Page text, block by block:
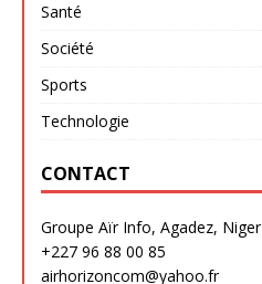
Santé
Société
Sports
Technologie
CONTACT
Groupe Aïr Info, Agadez, Niger
+227 96 88 00 85
airhorizoncom@yahoo.fr